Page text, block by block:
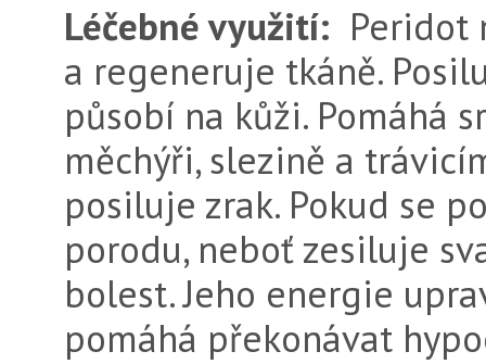
Léčebné využití: Peridot
a regeneruje tkáně.
působí na kůži. Pomáhá
měchýři, slezině a
posiluje zrak. Pokud se
porodu, neboť zesiluje
bolest. Jeho energie
pomáhá překonávat